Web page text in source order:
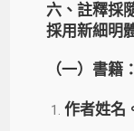
六、註釋採
採用新細明
（一）書籍：
作者姓名